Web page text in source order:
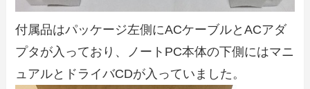
付属品はパッケージ左側にACケーブルとACアダ
プタが入っており、ノートPC本体の下側にはマニ
ュアルとドライバCDが入っていました。